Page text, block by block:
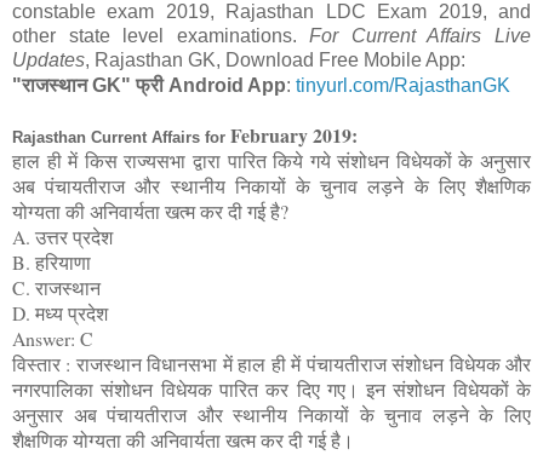
constable exam 2019, Rajasthan LDC Exam 2019, and
other state level examinations.For Current Affairs Live
Updates, Rajasthan GK, Download Free Mobile App:
"राजस्थान GK" फ्री Android App: tinyurl.com/RajasthanGK
Rajasthan Current Affairs for February 2019:
हाल ही में किस राज्यसभा द्वारा पारित किये गये संशोधन विधेयकों के अनुसार
अब पंचायतीराज और स्थानीय निकायों के चुनाव लड़ने के लिए शैक्षणिक
योग्यता की अनिवार्यता खत्म कर दी गई है?
A. उत्तर प्रदेश
B. हरियाणा
C. राजस्थान
D. मध्य प्रदेश
Answer: C
विस्तार : राजस्थान विधानसभा में हाल ही में पंचायतीराज संशोधन विधेयक और
नगरपालिका संशोधन विधेयक पारित कर दिए गए। इन संशोधन विधेयकों के
अनुसार अब पंचायतीराज और स्थानीय निकायों के चुनाव लड़ने के लिए
शैक्षणिक योग्यता की अनिवार्यता खत्म कर दी गई है।